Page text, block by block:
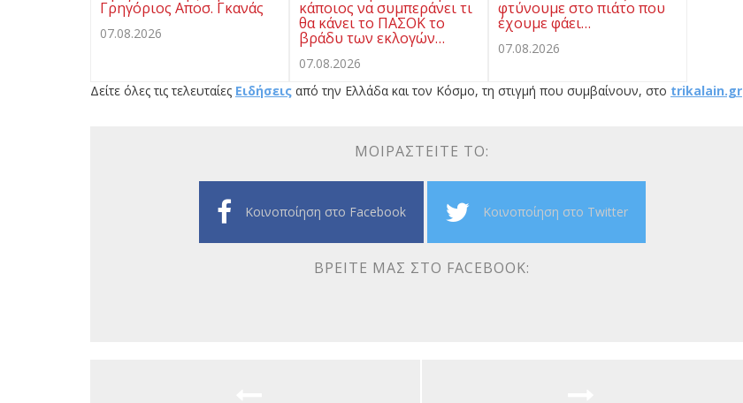
Γρηγόριος Αποσ. Γκανάς
07.08.2026
κάποιος να συμπεράνει τι
θα κάνει το ΠΑΣΟΚ το
βράδυ των εκλογών…
07.08.2026
φτύνουμε στο πιάτο που
έχουμε φάει…
07.08.2026
Δείτε όλες τις τελευταίες Ειδήσεις από την Ελλάδα και τον Κόσμο, τη στιγμή που συμβαίνουν, στο trikalain.gr
ΜΟΙΡΑΣΤΕΊΤΕ ΤΟ:
Κοινοποίηση στο Facebook Κοινοποίηση στο Twitter
ΒΡΕΊΤΕ ΜΑΣ ΣΤΟ FACEBOOK: